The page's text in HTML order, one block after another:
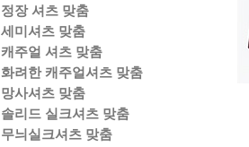
정장 셔츠 맞춤
세미셔츠 맞춤
캐주얼 셔츠 맞춤
화려한 캐주얼셔츠 맞춤
망사셔츠 맞춤
솔리드 실크셔츠 맞춤
무늬실크셔츠 맞춤